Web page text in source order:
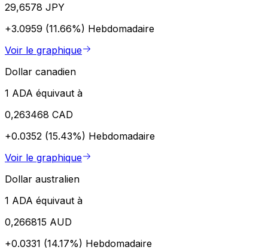
29,6578 JPY
+3.0959 (11.66%) Hebdomadaire
Voir le graphique
Dollar canadien
1 ADA équivaut à
0,263468 CAD
+0.0352 (15.43%) Hebdomadaire
Voir le graphique
Dollar australien
1 ADA équivaut à
0,266815 AUD
+0.0331 (14.17%) Hebdomadaire